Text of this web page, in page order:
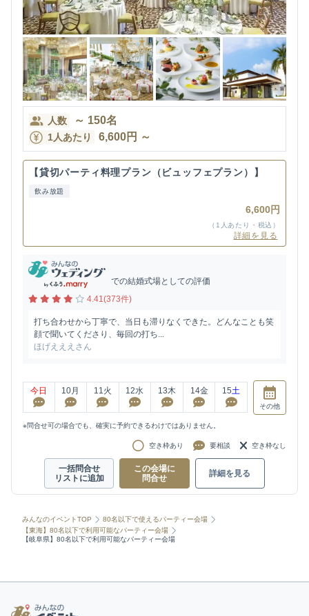
人数 ～ 150名
1人あたり 6,600円 ～
【貸切パーティ料理プラン（ビュッフェプラン）】
飲み放題
6,600円
（1人あたり・税込）
詳細を見る
での結婚式場としての評価
4.41(373件)
打ち合わせから丁寧で、当日も滞りなくできた。どんなことも笑
顔で聞いてくださり、毎回の打ち...
ほげえええさん
今日 10月 11火 12水 13木 14金 15土
その他
※問合せ可の場合でも、確実に予約できるわけではありません。
空き枠あり 要相談 空き枠なし
一括問合せ
リストに追加
この会場に
問合せ
詳細を見る
みんなのイベントTOP
80名以下で使えるパーティー会場
【東海】80名以下で利用可能なパーティー会場
【岐阜県】80名以下で利用可能なパーティー会場